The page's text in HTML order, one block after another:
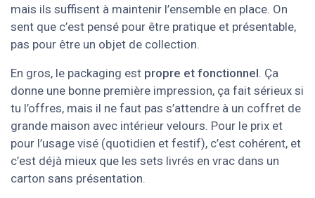
mais ils suffisent à maintenir l’ensemble en place. On
sent que c’est pensé pour être pratique et présentable,
pas pour être un objet de collection.
En gros, le packaging est propre et fonctionnel. Ça
donne une bonne première impression, ça fait sérieux si
tu l’offres, mais il ne faut pas s’attendre à un coffret de
grande maison avec intérieur velours. Pour le prix et
pour l’usage visé (quotidien et festif), c’est cohérent, et
c’est déjà mieux que les sets livrés en vrac dans un
carton sans présentation.